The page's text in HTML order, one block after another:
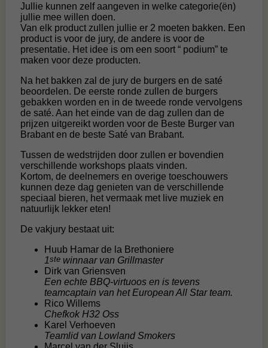
Jullie kunnen zelf aangeven in welke categorie(ën)
jullie mee willen doen.
Van elk product zullen jullie er 2 moeten bakken. Een
product is voor de jury, de andere is voor de
presentatie. Het idee is om een soort “ podium” te
maken voor deze producten.
Na het bakken zal de jury de burgers en de saté
beoordelen. De eerste ronde zullen de burgers
gebakken worden en in de tweede ronde vervolgens
de saté. Aan het einde van de dag zullen dan de
prijzen uitgereikt worden voor de Beste Burger van
Brabant en de beste Saté van Brabant.
Tussen de wedstrijden door zullen er bovendien
verschillende workshops plaats vinden.
Kortom, de deelnemers en overige toeschouwers
kunnen deze dag genieten van de verschillende
speciaal bieren, het vermaak met live muziek en
natuurlijk lekker eten!
De vakjury bestaat uit:
Huub Hamar de la Brethoniere
1ste winnaar van Grillmaster
Dirk van Griensven
Een echte BBQ-virtuoos en is tevens
teamcaptain van het European All Star team.
Rico Willems
Chefkok H32 Oss
Karel Verhoeven
Teamlid van Lowland Smokers